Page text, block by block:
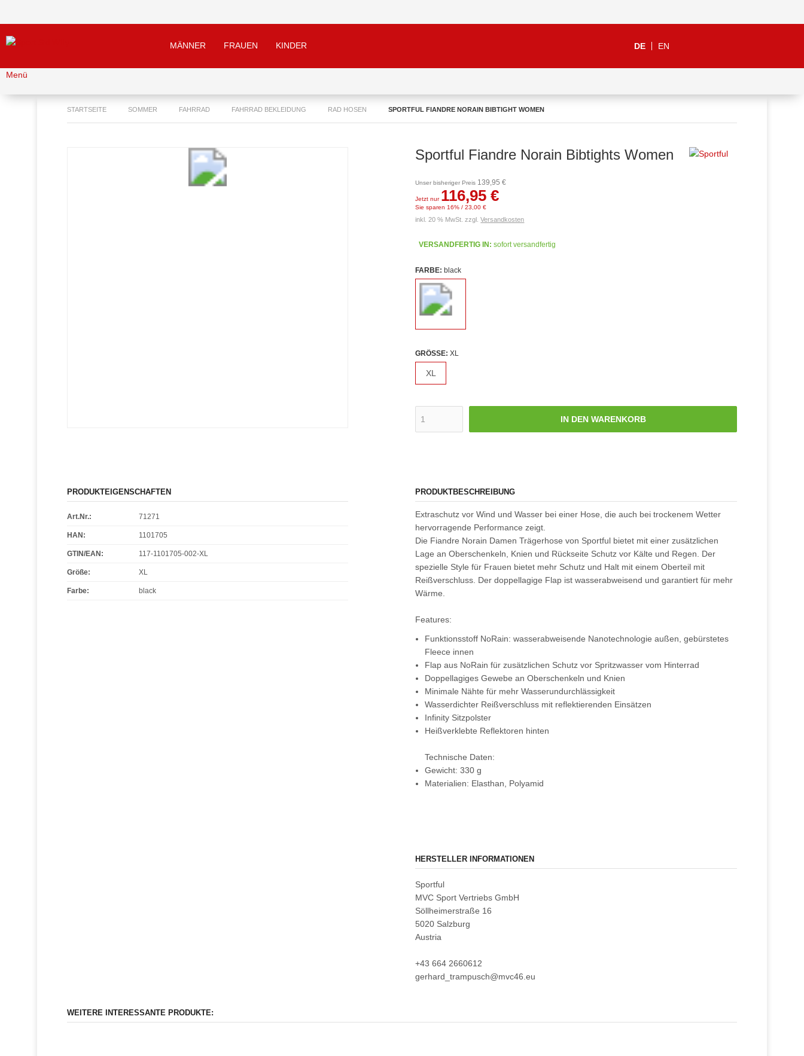
MÄNNER FRAUEN KINDER DE EN
Menü
STARTSEITE SOMMER FAHRRAD FAHRRAD BEKLEIDUNG RAD HOSEN SPORTFUL FIANDRE NORAIN BIBTIGHT WOMEN
Sportful Fiandre Norain Bibtights Women
Unser bisheriger Preis 139,95 €
Jetzt nur 116,95 €
Sie sparen 16% / 23,00 €
inkl. 20 % MwSt. zzgl.Versandkosten
VERSANDFERTIG IN: sofort versandfertig
FARBE: black
GRÖSSE: XL
XL
IN DEN WARENKORB
PRODUKTEIGENSCHAFTEN
Art.Nr.: 71271
HAN: 1101705
GTIN/EAN: 117-1101705-002-XL
Größe: XL
Farbe: black
PRODUKTBESCHREIBUNG
Extraschutz vor Wind und Wasser bei einer Hose, die auch bei trockenem Wetter
hervorragende Performance zeigt.
Die Fiandre Norain Damen Trägerhose von Sportful bietet mit einer zusätzlichen
Lage an Oberschenkeln, Knien und Rückseite Schutz vor Kälte und Regen. Der
spezielle Style für Frauen bietet mehr Schutz und Halt mit einem Oberteil mit
Reißverschluss. Der doppellagige Flap ist wasserabweisend und garantiert für mehr
Wärme.
Features:
Funktionsstoff NoRain: wasserabweisende Nanotechnologie außen, gebürstetes
Fleece innen
Flap aus NoRain für zusätzlichen Schutz vor Spritzwasser vom Hinterrad
Doppellagiges Gewebe an Oberschenkeln und Knien
Minimale Nähte für mehr Wasserundurchlässigkeit
Wasserdichter Reißverschluss mit reflektierenden Einsätzen
Infinity Sitzpolster
Heißverklebte Reflektoren hinten
Technische Daten:
Gewicht: 330 g
Materialien: Elasthan, Polyamid
HERSTELLER INFORMATIONEN
Sportful
MVC Sport Vertriebs GmbH
Söllheimerstraße 16
5020 Salzburg
Austria
+43 664 2660612
gerhard_trampusch@mvc46.eu
WEITERE INTERESSANTE PRODUKTE: